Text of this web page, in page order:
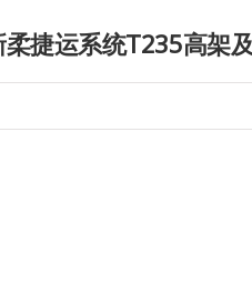
捷运系统T235高架